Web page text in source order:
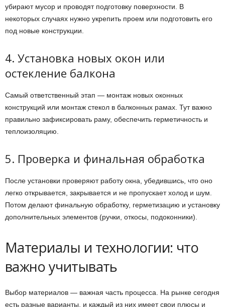
убирают мусор и проводят подготовку поверхности. В
некоторых случаях нужно укрепить проем или подготовить его
под новые конструкции.
4. Установка новых окон или
остекление балкона
Самый ответственный этап — монтаж новых оконных
конструкций или монтаж стекол в балконных рамах. Тут важно
правильно зафиксировать раму, обеспечить герметичность и
теплоизоляцию.
5. Проверка и финальная обработка
После установки проверяют работу окна, убедившись, что оно
легко открывается, закрывается и не пропускает холод и шум.
Потом делают финальную обработку, герметизацию и установку
дополнительных элементов (ручки, откосы, подоконники).
Материалы и технологии: что
важно учитывать
Выбор материалов — важная часть процесса. На рынке сегодня
есть разные варианты, и каждый из них имеет свои плюсы и